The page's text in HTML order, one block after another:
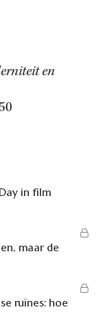
en
in film
maar de
ruïnes: hoe